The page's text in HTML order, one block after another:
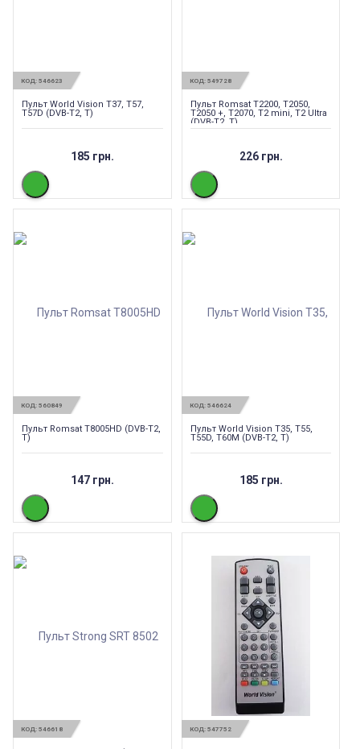
КОД: 546623
Пульт World Vision T37, T57,
T57D (DVB-T2, T)
185 грн.
КОД: 549728
Пульт Romsat T2200, T2050,
T2050 +, T2070, T2 mini, T2 Ultra
(DVB-T2, T)
226 грн.
КОД: 560849
Пульт Romsat T8005HD (DVB-T2,
T)
147 грн.
КОД: 546624
Пульт World Vision T35, T55,
T55D, T60M (DVB-T2, T)
185 грн.
КОД: 546618 КОД: 547752